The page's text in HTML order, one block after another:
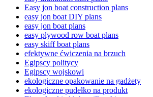
Easy jon boat construction plans
easy jon boat DIY plans
easy jon boat plans
easy plywood row boat plans
easy skiff boat plans
efektywne ćwiczenia na brzuch
Egipscy politycy
Egipscy wojskowi
ekologiczne opakowanie na gadżety
ekologiczne pudełko na produkt